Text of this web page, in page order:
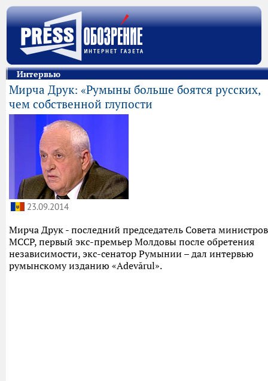
Интервью
Мирча Друк: «Румыны больше боятся русских,
чем собственной глупости
23.09.2014
Мирча Друк - последний председатель Совета министров
МССР, первый экс-премьер Молдовы после обретения
независимости, экс-сенатор Румынии – дал интервью
румынскому изданию «Adevărul».